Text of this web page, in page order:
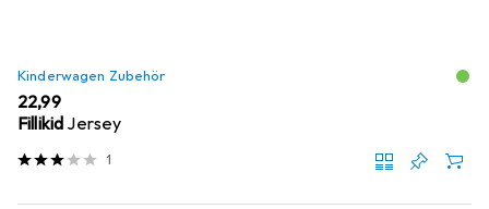
Kinderwagen Zubehör
EUR
22,99
Fillikid Jersey
1